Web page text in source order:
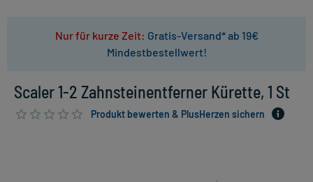
Nur für kurze Zeit: Gratis-Versand* ab 19€
Mindestbestellwert!
Scaler 1-2 Zahnsteinentferner Kürette, 1 St
Produkt bewerten & PlusHerzen sichern